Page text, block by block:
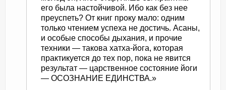
его была настойчивой. Ибо как без нее
преуспеть? От книг проку мало: одним
только чтением успеха не достичь. Асаны,
и особые способы дыхания, и прочие
техники — такова хатха-йога, которая
практикуется до тех пор, пока не явится
результат — царственное состояние йоги
— ОСОЗНАНИЕ ЕДИНСТВА.»